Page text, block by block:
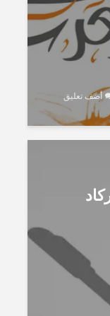
أضف تعليق